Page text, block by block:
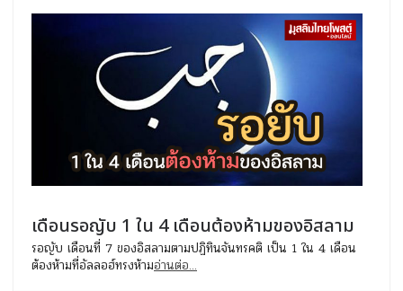
เดือนรอญับ 1 ใน 4 เดือนต้องห้ามของอิสลาม
รอญับ เดือนที่ 7 ของอิสลามตามปฏิทินจันทรคติ เป็น 1 ใน 4 เดือน
ต้องห้ามที่อัลลอฮ์ทรงห้ามอ่านต่อ...